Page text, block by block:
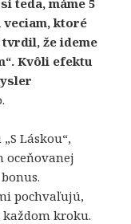
veciam, ktoré
že ideme
Kvôli efektu
Láskou“,
oceňovanej
pochvaľujú,
kroku.